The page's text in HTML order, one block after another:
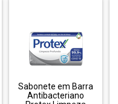
Sabonete em Barra
Antibacteriano